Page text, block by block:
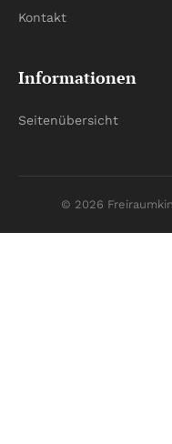
Kontakt
Informationen
Seitenübersicht
© 2026